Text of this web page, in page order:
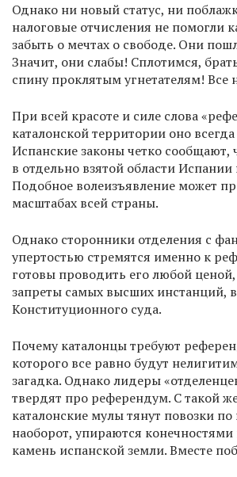
Однако ни новый статус, ни
налоговые отчисления не помогли
забыть о мечтах о свободе. Они
Значит, они слабы! Сплотимся,
спину проклятым угнетателям! Все
При всей красоте и силе слова
каталонской территории оно
Испанские законы четко сообщают,
в отдельно взятой области
Подобное волеизъявление может
масштабах всей страны.
Однако сторонники отделения с
упертостью стремятся именно к
готовы проводить его любой
запреты самых высших инстанций,
Конституционного суда.
Почему каталонцы требуют
которого все равно будут
загадка. Однако лидеры
твердят про референдум. С такой
каталонские мулы тянут повозки
наоборот, упираются
камень испанской земли. Вместе